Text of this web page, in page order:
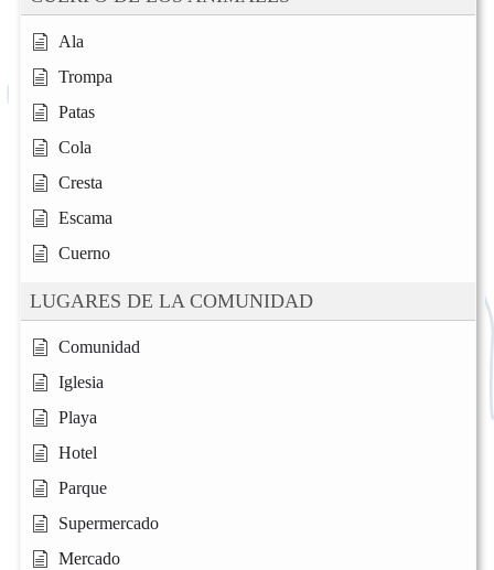
Ala
Trompa
Patas
Cola
Cresta
Escama
Cuerno
LUGARES DE LA COMUNIDAD
Comunidad
Iglesia
Playa
Hotel
Parque
Supermercado
Mercado